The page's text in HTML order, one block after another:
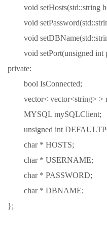
void setHosts(std::string
void
void
void setPort(unsigned int
private:
bool IsConnected;
vector< vector<string> >
MYSQL mySQLClient;
unsigned int
char * HOSTS;
char * USERNAME;
char * PASSWORD;
char * DBNAME;
};